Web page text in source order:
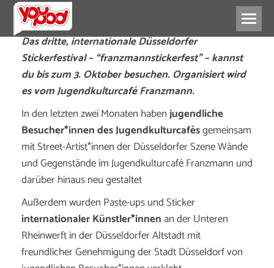
Das dritte, internationale Düsseldorfer
Stickerfestival – “franzmannstickerfest” – kannst
du bis zum 3. Oktober besuchen. Organisiert wird
es vom Jugendkulturcafé Franzmann.
In den letzten zwei Monaten habenjugendliche
Besucher*innen des Jugendkulturcafésgemeinsam
mit Street-Artist*innen der Düsseldorfer Szene Wände
und Gegenstände im Jugendkulturcafé Franzmann und
darüber hinaus neu gestaltet
Außerdem wurden Paste-ups und Sticker
internationaler Künstler*innen an der Unteren
Rheinwerft in der Düsseldorfer Altstadt mit
freundlicher Genehmigung der Stadt Düsseldorf von